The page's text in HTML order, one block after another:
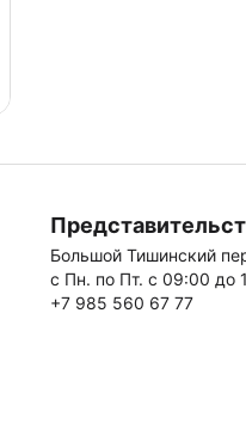
Большой Тишинский
с Пн. по Пт. с 09:00 до
+7 985 560 67 77